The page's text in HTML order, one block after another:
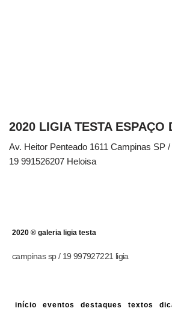
2020 LIGIA TESTA ESPAÇO
Av. Heitor Penteado 1611 Campinas SP
19 991526207 Heloisa
2020 ® galeria ligia testa
campinas sp / 19 997927221 ligia
início eventos destaques textos